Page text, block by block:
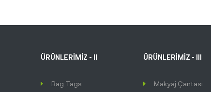
ÜRÜNLERİMİZ - II
Bag Tags
ÜRÜNLERİMİZ - III
Makyaj Çantası